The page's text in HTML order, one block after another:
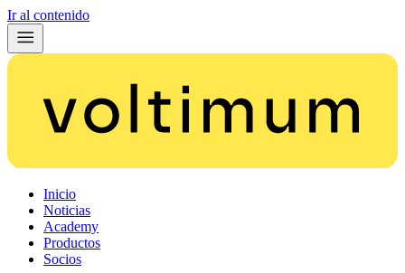
Ir al contenido
Inicio
Noticias
Academy
Productos
Socios